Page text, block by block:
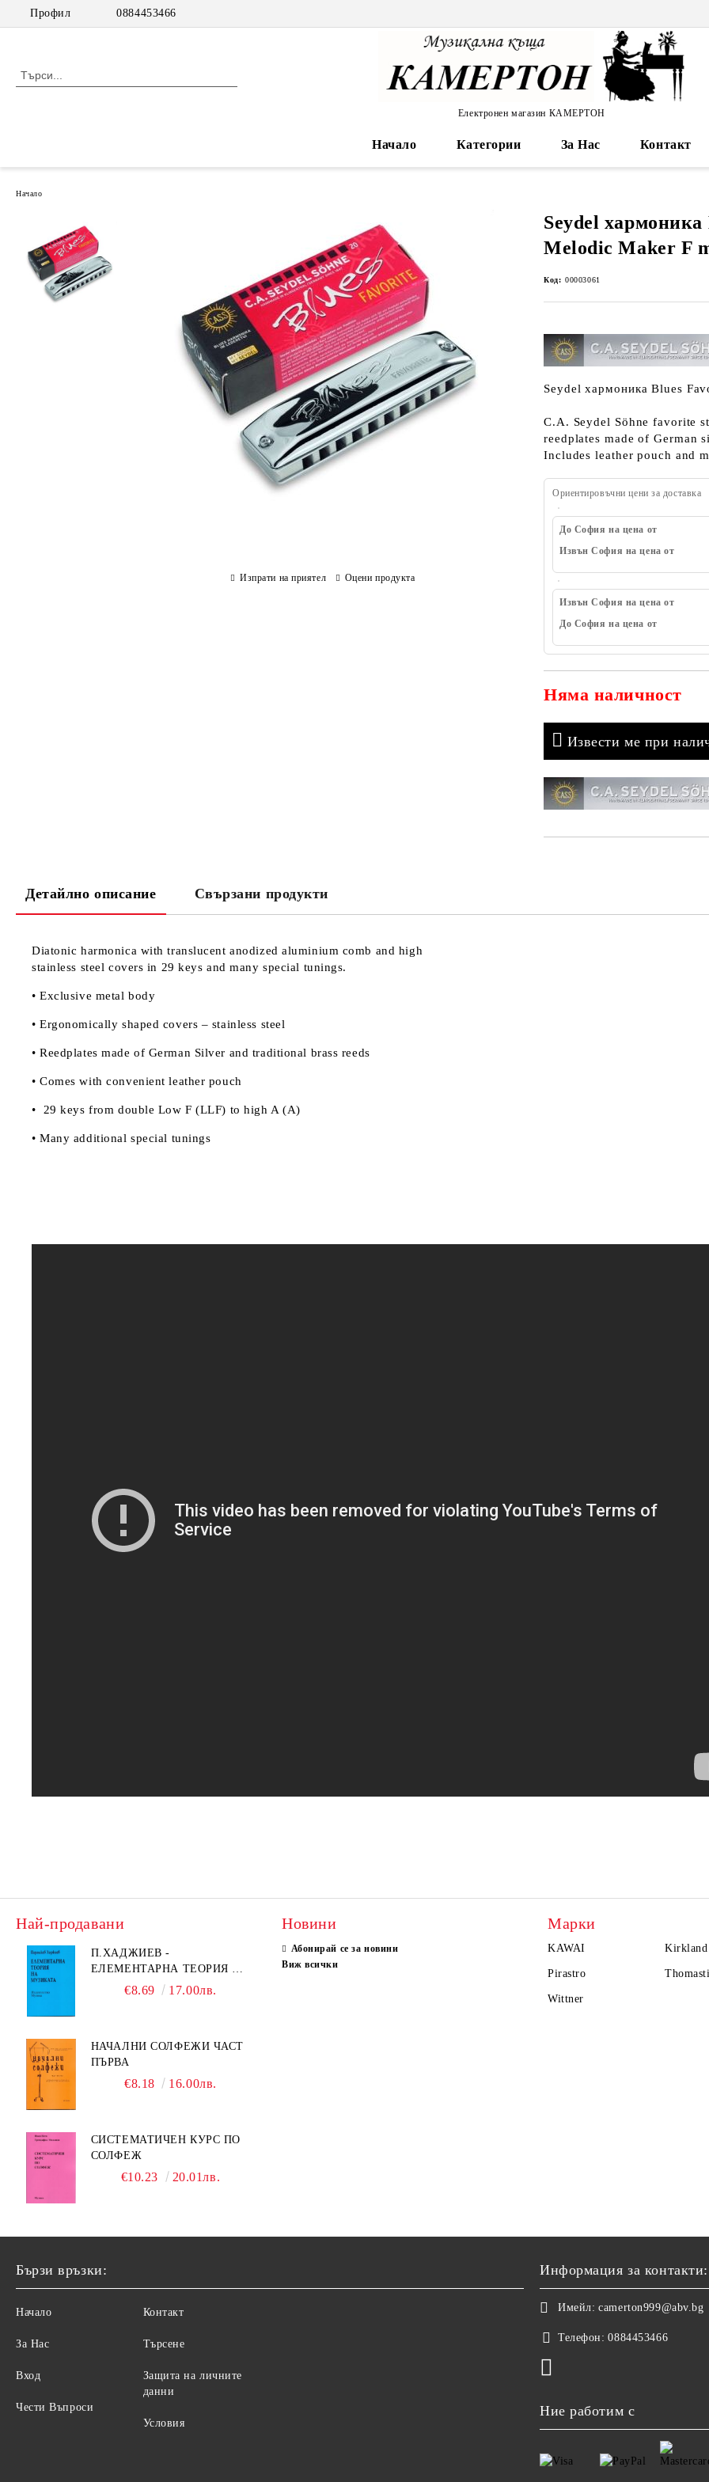
Профил 0884453466
Електронен магазин КАМЕРТОН
Начало Категории За Нас Контакт
Начало
Seydel
Melodic Maker F
Код: 00003061
Seydel хармоника Blues
C.A. Seydel Söhne favorite
reedplates made of German
Includes leather pouch and
Ориентировъчни цени за доставка
До София на цена от
Извън София на цена от
Извън София на цена от
До София на цена от
Няма наличност
Извести ме при
Изпрати на приятел Оцени продукта
Детайлно описание Свързани продукти
Diatonic harmonica with translucent anodized aluminium comb and high
stainless steel covers in 29 keys and many special tunings.
• Exclusive metal body
• Ergonomically shaped covers – stainless steel
• Reedplates made of German Silver and traditional brass reeds
• Comes with convenient leather pouch
• 29 keys from double Low F (LLF) tohigh A (A)
• Many additional special tunings
Най-продавани
П.ХАДЖИЕВ -
ЕЛЕМЕНТАРНА ТЕОРИЯ НА
МУЗИКАТА
€8.69 17.00лв.
НАЧАЛНИ СОЛФЕЖИ ЧАСТ
ПЪРВА
€8.18 16.00лв.
СИСТЕМАТИЧЕН КУРС ПО
СОЛФЕЖ
€10.23 20.01лв.
Новини
Абонирай се за новини
Виж всички
Марки
KAWAI Kirkland
Pirastro
Wittner
Бързи връзки:
Начало
За Нас
Вход
Чести Въпроси
Контакт
Търсене
Защита на личните
данни
Условия
Информация за контакти:
Имейл: camerton999@abv.bg
Телефон: 0884453466
Ние работим с